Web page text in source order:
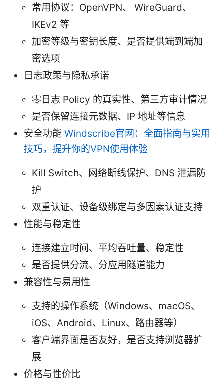
常用协议：OpenVPN、 WireGuard、
IKEv2 等
加密等级与密钥长度、是否提供端到端加
密选项
日志政策与隐私承诺
零日志 Policy 的真实性、第三方审计情况
是否保留连接元数据、IP 地址等信息
安全功能 Windscribe官网：全面指南与实用
技巧，提升你的VPN使用体验
Kill Switch、网络断线保护、DNS 泄漏防
护
双重认证、设备级绑定与多因素认证支持
性能与稳定性
连接建立时间、平均吞吐量、稳定性
是否提供分流、分应用隧道能力
兼容性与易用性
支持的操作系统（Windows、macOS、
iOS、Android、Linux、路由器等）
客户端界面是否友好，是否支持浏览器扩
展
价格与性价比